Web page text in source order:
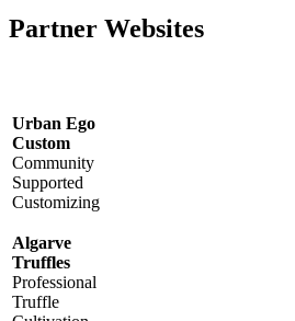
Partner Websites
Urban Ego
Custom
Community
Supported
Customizing
Algarve
Truffles
Professional
Truffle